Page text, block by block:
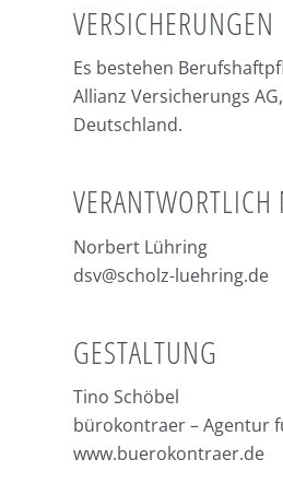
VERSICHERUNGEN
Es bestehen
Allianz Versicherungs
Deutschland.
Norbert Lühring
dsv@scholz-luehring.de
GESTALTUNG
Tino Schöbel
bürokontraer – Agentur
www.buerokontraer.de